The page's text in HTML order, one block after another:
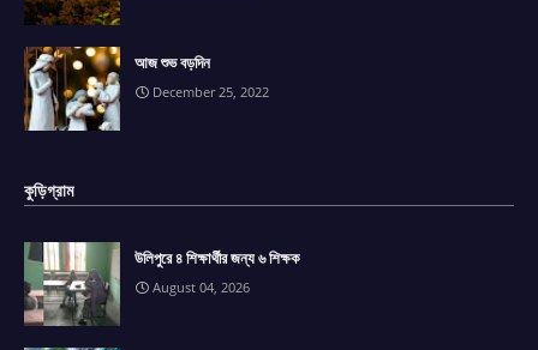
আজ শুভ বড়দিন
December 25, 2022
কুড়িগ্রাম
উলিপুরে ৪ শিক্ষার্থীর জন্য ৬ শিক্ষক
August 04, 2026